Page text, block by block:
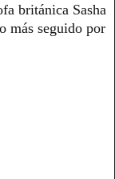
británica Sasha
más seguido por